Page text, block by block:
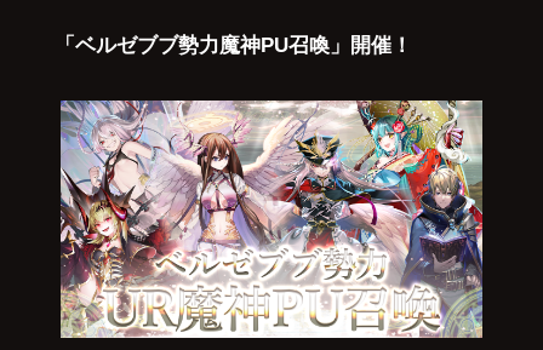
「ベルゼブブ勢力魔神PU召喚」開催！